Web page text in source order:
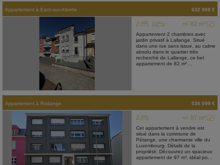
Appartement à Esch-sur-Alzette 632 000 €
+/- 82 m²
2 1
Appartement 2 chambres avec
jardin privatif à Lallange. Situé
dans une rue sans issue, au calme
absolu dans le quartier très
recherché de Lallange, ce bel
appartement de 82 m² ...
Appartement à Rodange 530 000 €
+/- 97 m²
2
Cet appartement à vendre est
situé dans la commune de
Pétange, une charmante ville du
Luxembourg. Détails de la
propriété: Découvrez un spacieux
appartement de 97 m², idéal po...